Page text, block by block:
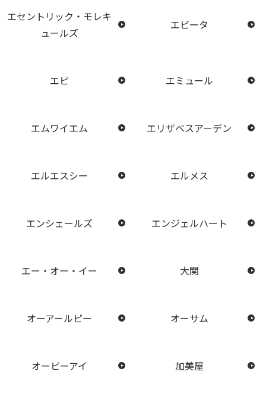
エセントリック・モレキ
ュールズ
エビータ
エピ エミュール
エムワイエム エリザベスアーデン
エルエスシー エルメス
エンシェールズ エンジェルハート
エー・オー・イー 大関
オーアールピー オーサム
オーピーアイ 加美屋